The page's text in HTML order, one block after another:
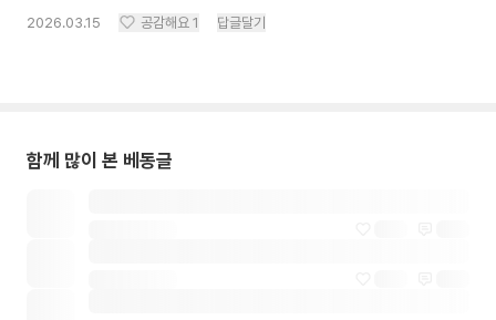
2026.03.15 공감해요 1 답글달기
함께 많이 본 베동글